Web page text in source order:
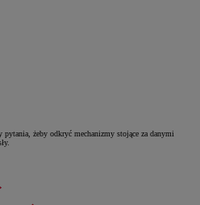
żeby odkryć mechanizmy stojące za danymi